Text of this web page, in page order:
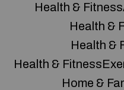
Health &
Health &
Health &
Health &
Home &